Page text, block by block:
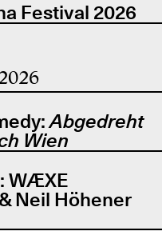
Festival 2026
Abgedreht
Wien
WÆXE
Neil Höhener